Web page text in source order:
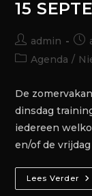
15
admin
Agenda /
De
dinsdag
iedereen
en/of de
Lees Verder